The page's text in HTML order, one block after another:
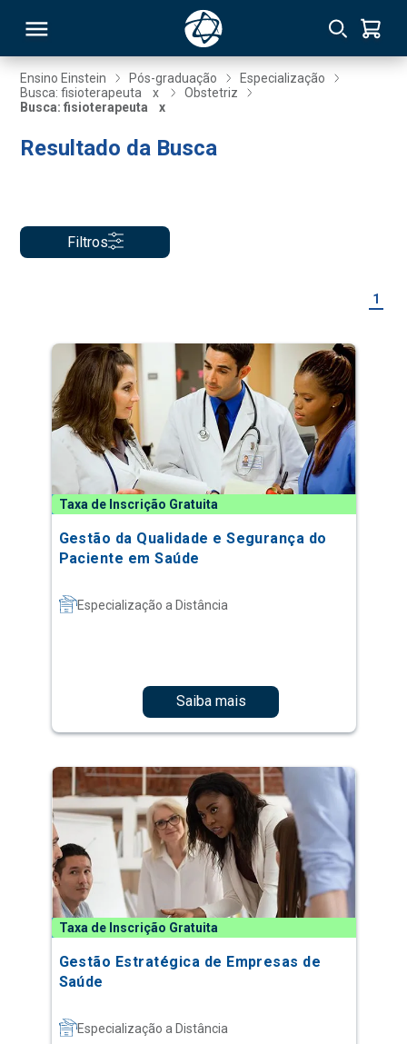
Ensino Einstein Pós-graduação
Especialização
Busca: fisioterapeuta
x
Obstetriz
Busca: fisioterapeuta
x
Resultado da Busca
Filtros
1
Taxa de Inscrição Gratuita
Gestão da Qualidade e Segurança do
Paciente em Saúde
Especialização a Distância
Saiba mais
Taxa de Inscrição Gratuita
Gestão Estratégica de Empresas de
Saúde
Especialização a Distância